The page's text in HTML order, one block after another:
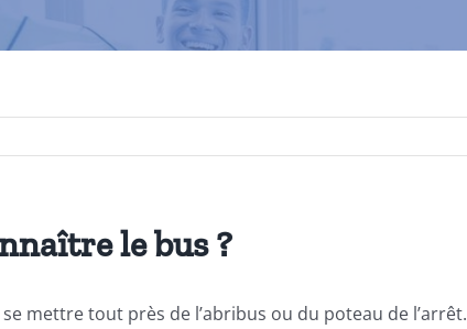
le bus ?
mettre tout près de l’abribus ou du poteau de l’arrêt.